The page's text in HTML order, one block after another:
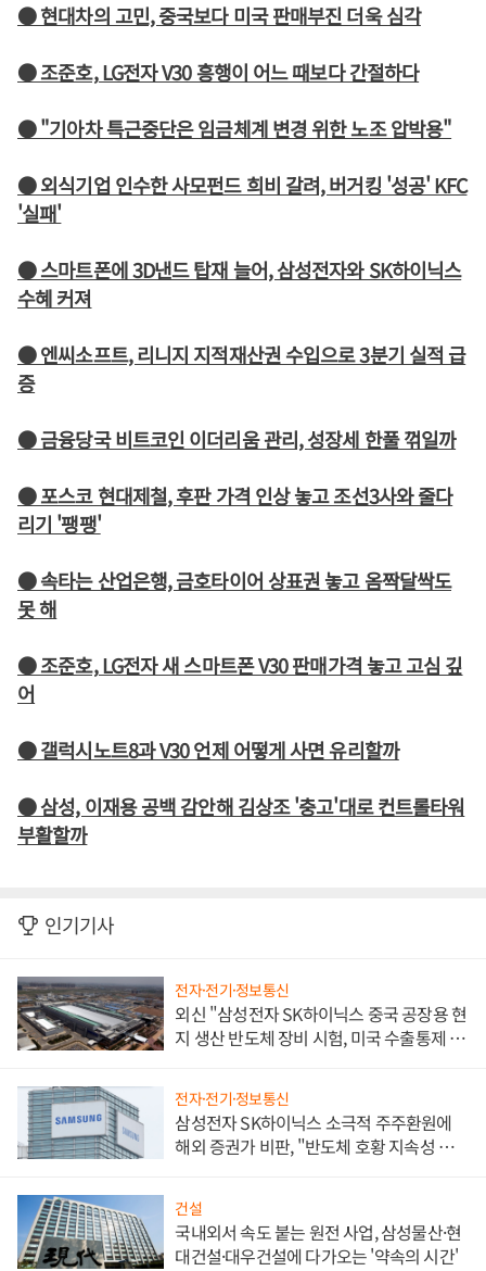
● 현대차의 고민, 중국보다 미국 판매부진 더욱 심각
● 조준호, LG전자 V30 흥행이 어느 때보다 간절하다
● "기아차 특근중단은 임금체계 변경 위한 노조 압박용"
● 외식기업 인수한 사모펀드 희비 갈려, 버거킹 '성공' KFC
'실패'
● 스마트폰에 3D낸드 탑재 늘어, 삼성전자와 SK하이닉스
수혜 커져
● 엔씨소프트, 리니지 지적재산권 수입으로 3분기 실적 급
증
● 금융당국 비트코인 이더리움 관리, 성장세 한풀 꺾일까
● 포스코 현대제철, 후판 가격 인상 놓고 조선3사와 줄다
리기 '팽팽'
● 속타는 산업은행, 금호타이어 상표권 놓고 옴짝달싹도
못 해
● 조준호, LG전자 새 스마트폰 V30 판매가격 놓고 고심 깊
어
● 갤럭시노트8과 V30 언제 어떻게 사면 유리할까
● 삼성, 이재용 공백 감안해 김상조 '충고'대로 컨트롤타워
부활할까
인기기사
전자·전기·정보통신
외신 "삼성전자 SK하이닉스 중국 공장용 현
지 생산 반도체 장비 시험, 미국 수출통제 대
전자·전기·정보통신
삼성전자 SK하이닉스 소극적 주주환원에
해외 증권가 비판, "반도체 호황 지속성 의
건설
국내외서 속도 붙는 원전 사업, 삼성물산·현
대건설·대우건설에 다가오는 '약속의 시간'